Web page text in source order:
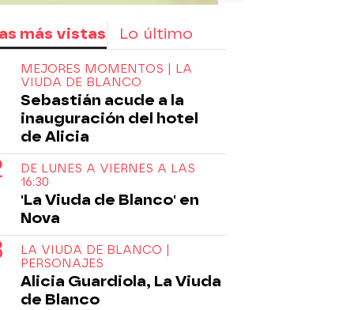
más vistas Lo último
MEJORES MOMENTOS | LA
VIUDA DE BLANCO
Sebastián acude a la
inauguración del hotel
de Alicia
DE LUNES A VIERNES A LAS
16:30
'La Viuda de Blanco' en
Nova
LA VIUDA DE BLANCO |
PERSONAJES
Alicia Guardiola, La Viuda
de Blanco